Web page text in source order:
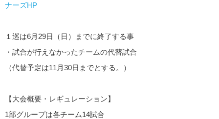
ナーズHP
１巡は6月29日（日）までに終了する事
・試合が行えなかったチームの代替試合
（代替予定は11月30日までとする。）
【大会概要・レギュレーション】
1部グループは各チーム14試合